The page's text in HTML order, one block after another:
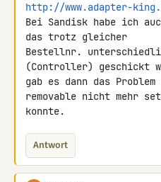
http://www.adapter-
Bei Sandisk habe ich
das trotz gleicher
Bestellnr.
(Controller) geschickt
gab es dann das Problem
removable nicht mehr
konnte.
Antwort